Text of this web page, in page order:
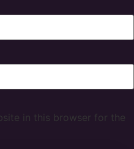
in this browser for the